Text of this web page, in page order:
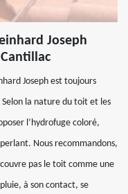
Joseph
Joseph est toujours
la nature du toit et les
l’hydrofuge coloré,
Nous recommandons,
pas le toit comme une
à son contact, se